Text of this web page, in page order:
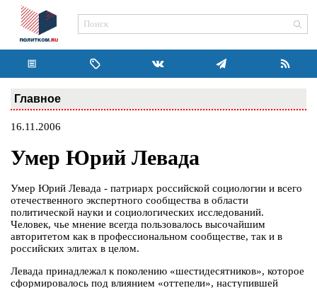
Главное
16.11.2006
Умер Юрий Левада
Умер Юрий Левада - патриарх российской социологии и всего
отечественного экспертного сообщества в области
политической науки и социологических исследований.
Человек, чье мнение всегда пользовалось высочайшим
авторитетом как в профессиональном сообществе, так и в
российских элитах в целом.
Левада принадлежал к поколению «шестидесятников», которое
сформировалось под влиянием «оттепели», наступившей